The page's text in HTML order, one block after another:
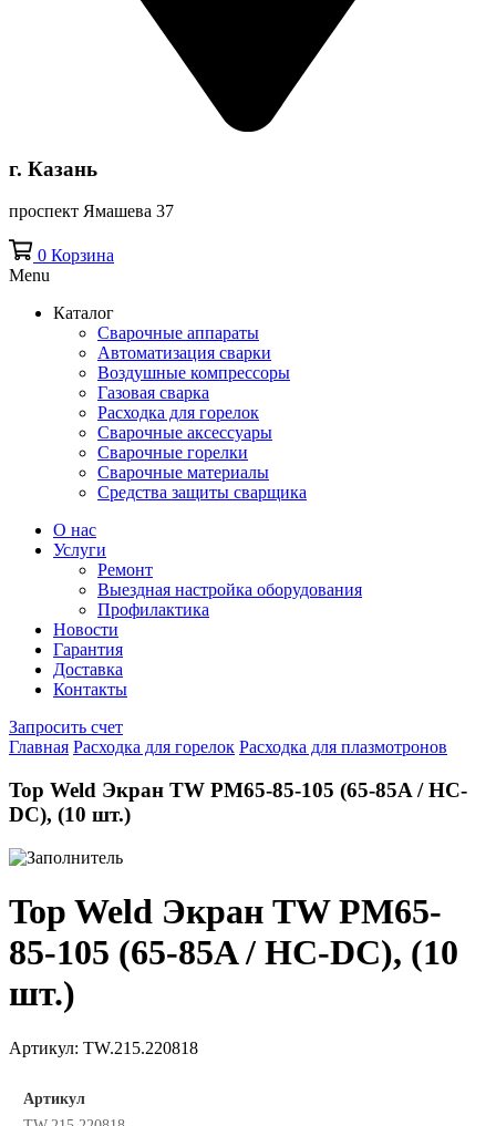
г. Казань
проспект Ямашева 37
0 Корзина
Menu
Каталог
Сварочные аппараты
Автоматизация сварки
Воздушные компрессоры
Газовая сварка
Расходка для горелок
Сварочные аксессуары
Сварочные горелки
Сварочные материалы
Средства защиты сварщика
О нас
Услуги
Ремонт
Выездная настройка оборудования
Профилактика
Новости
Гарантия
Доставка
Контакты
Запросить счет
Главная Расходка для горелок Расходка для плазмотронов
Top Weld Экран TW PM65-85-105 (65-85A / HC-
DC), (10 шт.)
Top Weld Экран TW PM65-
85-105 (65-85A / HC-DC), (10
шт.)
Артикул: TW.215.220818
Артикул